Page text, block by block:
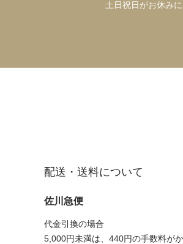
土日祝日がお休み
配送・送料について
佐川急便
代金引換の場合
5,000円未満は、440円の手数料がか